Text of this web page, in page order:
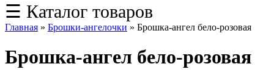
☰ Каталог товаров
Главная » Брошки-ангелочки » Брошка-ангел бело-розовая
Брошка-ангел бело-розовая